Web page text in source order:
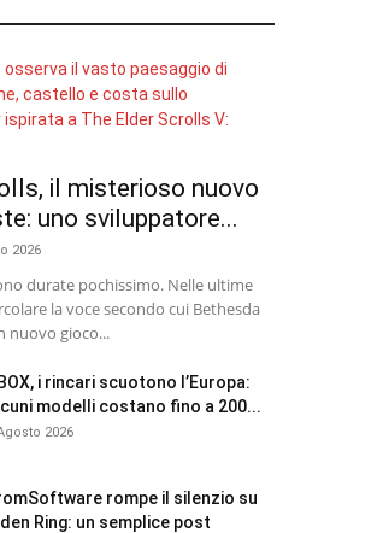
il misterioso nuovo
uno sviluppatore...
2026
durate pochissimo. Nelle ultime
la voce secondo cui Bethesda
nuovo gioco...
i rincari scuotono l’Europa:
modelli costano fino a 200...
2026
rompe il silenzio su
Ring: un semplice post